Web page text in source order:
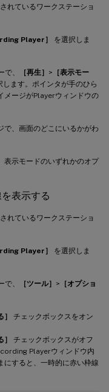
れているワークステーショ
Player］
を選択しま
で、 ［再生］ > ［表示モー
します。ポインタが手のひら
メージがPlayerウィンドウの
で、画面のどこにいるかがわ
表示モードのいずれかのオプ
表示する
れているワークステーショ
Player］
を選択しま
で、 ［ツール］ > ［オプショ
チェックボックスをオン
チェックボックスがオフ
Playerウィンドウ内
にすると、一時的に赤い枠線